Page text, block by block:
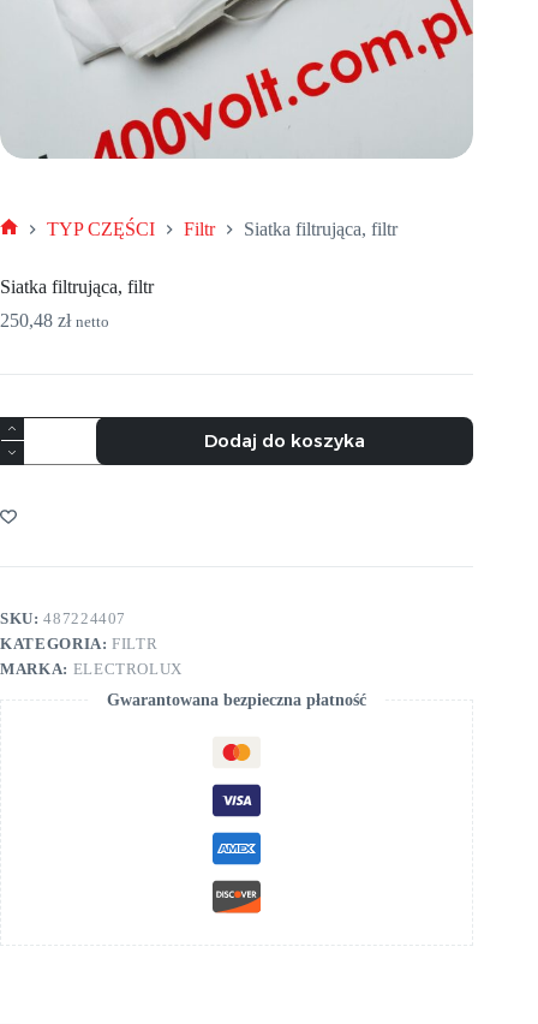
TYP CZĘŚCI Filtr Siatka filtrująca, filtr
Siatka filtrująca, filtr
250,48 zł netto
ilość
Siatka
filtrująca,
Dodaj do koszyka
SKU:487224407
KATEGORIA:FILTR
MARKA: ELECTROLUX
Gwarantowana bezpieczna płatność